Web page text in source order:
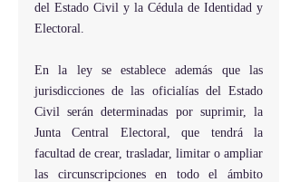
del Estado Civil y la Cédula de Identidad y
Electoral.
En la ley se establece además que las
jurisdicciones de las oficialías del Estado
Civil serán determinadas por suprimir, la
Junta Central Electoral, que tendrá la
facultad de crear, trasladar, limitar o ampliar
las circunscripciones en todo el ámbito